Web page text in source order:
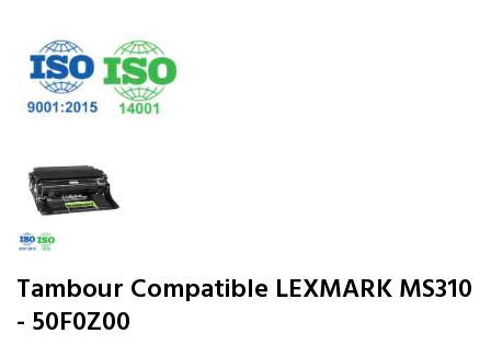
Tambour Compatible LEXMARK MS310
- 50F0Z00